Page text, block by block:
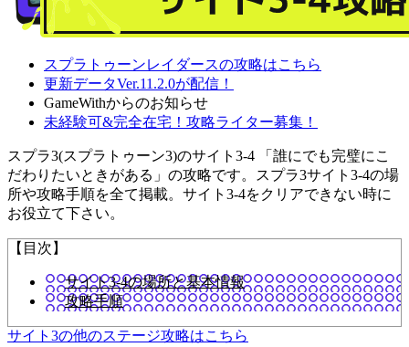
スプラトゥーンレイダースの攻略はこちら
更新データVer.11.2.0が配信！
GameWithからのお知らせ
未経験可&完全在宅！攻略ライター募集！
スプラ3(スプラトゥーン3)のサイト3-4 「誰にでも完璧にこ
だわりたいときがある」の攻略です。スプラ3サイト3-4の場
所や攻略手順を全て掲載。サイト3-4をクリアできない時に
お役立て下さい。
【目次】
サイト3-4の場所と基本情報
攻略手順
サイト3の他のステージ攻略はこちら